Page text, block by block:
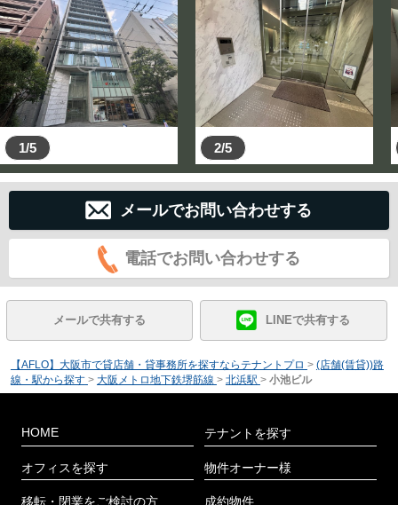
1/5 2/5
メールでお問い合わせする
電話でお問い合わせする
メールで共有する LINEで共有する
【AFLO】大阪市で貸店舗・貸事務所を探すならテナントプロ > (店舗(賃貸))路
線・駅から探す > 大阪メトロ地下鉄堺筋線 > 北浜駅 > 小池ビル
HOME
オフィスを探す
移転・閉業をご検討の方
テナントを探す
物件オーナー様
成約物件